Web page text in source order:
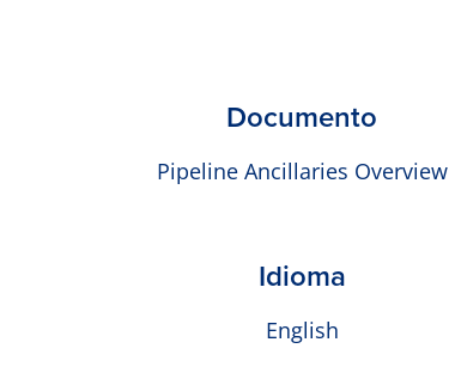
Documento
Pipeline Ancillaries Overview
Idioma
English